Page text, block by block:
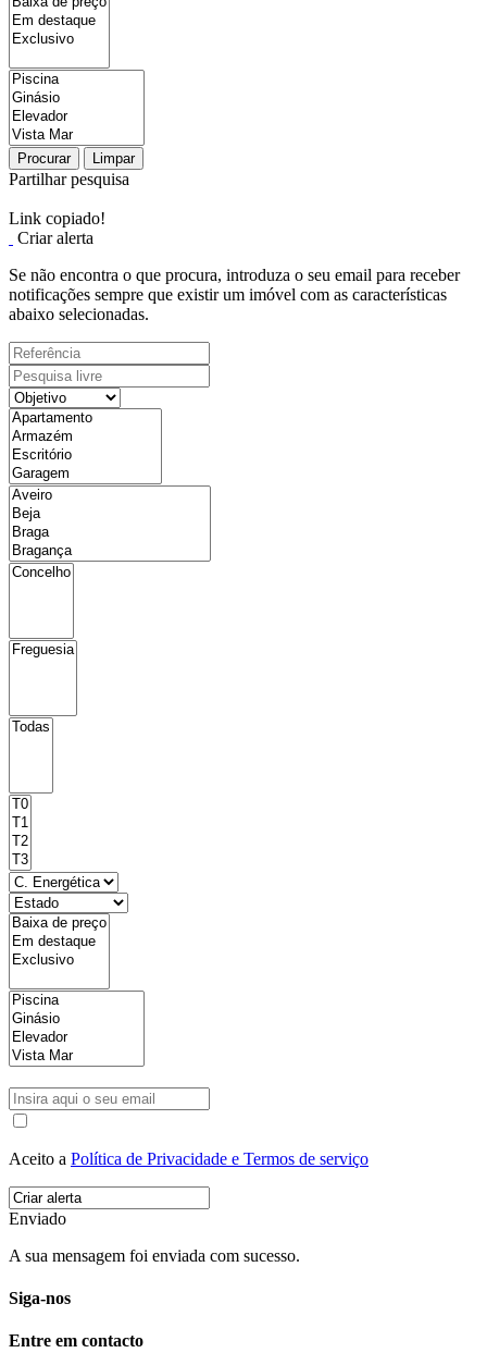
Procurar Limpar
Partilhar pesquisa
Link copiado!
Criar alerta
Se não encontra o que procura, introduza o seu email para receber
notificações sempre que existir um imóvel com as características
abaixo selecionadas.
Aceito a Política de Privacidade e Termos de serviço
Enviado
A sua mensagem foi enviada com sucesso.
Siga-nos
Entre em contacto